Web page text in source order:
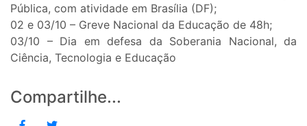
Pública, com atividade em Brasília (DF);
02 e 03/10 – Greve Nacional da Educação de 48h;
03/10 – Dia em defesa da Soberania Nacional, da
Ciência, Tecnologia e Educação
Compartilhe...